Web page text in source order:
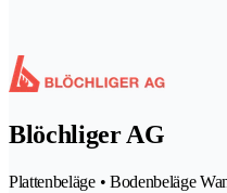
Blöchliger AG
Plattenbeläge • Bodenbeläge